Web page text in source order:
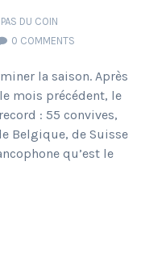
DU COIN
0 COMMENTS
la saison. Après
mois précédent, le
: 55 convives,
Belgique, de Suisse
qu’est le